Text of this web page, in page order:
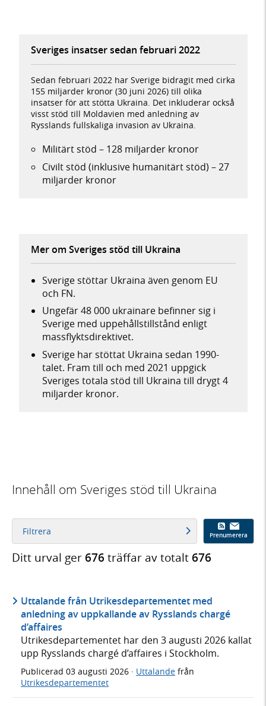
Sveriges insatser sedan februari 2022
Sedan februari 2022 har Sverige bidragit med cirka
155 miljarder kronor (30 juni 2026) till olika
insatser för att stötta Ukraina. Det inkluderar också
visst stöd till Moldavien med anledning av
Rysslands fullskaliga invasion av Ukraina.
Militärt stöd – 128 miljarder kronor
Civilt stöd (inklusive humanitärt stöd) – 27
miljarder kronor
Mer om Sveriges stöd till Ukraina
Sverige stöttar Ukraina även genom EU
och FN.
Ungefär 48 000 ukrainare befinner sig i
Sverige med uppehållstillstånd enligt
massflyktsdirektivet.
Sverige har stöttat Ukraina sedan 1990-
talet. Fram till och med 2021 uppgick
Sveriges totala stöd till Ukraina till drygt 4
miljarder kronor.
Innehåll om Sveriges stöd till Ukraina
Filtrera Prenumerera
Ditt urval ger676 träffar av totalt676
Uttalande från Utrikesdepartementet med
anledning av uppkallande av Rysslands chargé
d’affaires
Utrikesdepartementet har den 3 augusti 2026 kallat
upp Rysslands chargé d’affaires i Stockholm.
Publicerad 03 augusti 2026 · Uttalande från
Utrikesdepartementet